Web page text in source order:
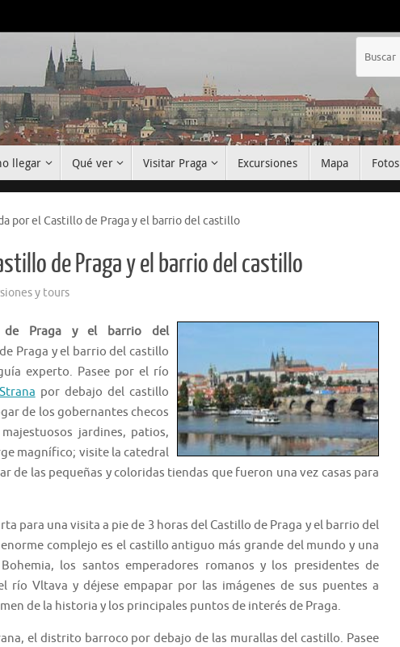
llegar Qué ver Visitar Praga Excursiones Mapa Fotos
por el Castillo de Praga y el barrio del castillo
de Praga y el barrio del castillo
y tours
de Praga y el barrio del
Praga y el barrio del castillo
experto. Pasee por el río
por debajo del castillo
de los gobernantes checos
jardines, patios,
magnífico; visite la catedral
de las pequeñas y coloridas tiendas que fueron una vez casas para
para una visita a pie de 3 horas del Castillo de Praga y el barrio del
complejo es el castillo antiguo más grande del mundo y una
los santos emperadores romanos y los presidentes de
río Vltava y déjese empapar por las imágenes de sus puentes a
de la historia y los principales puntos de interés de Praga.
el distrito barroco por debajo de las murallas del castillo. Pasee